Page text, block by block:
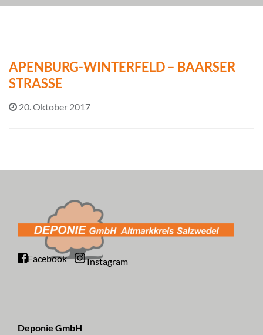
APENBURG-WINTERFELD – BAARSER
STRASSE
20. Oktober 2017
Facebook Instagram
Deponie GmbH